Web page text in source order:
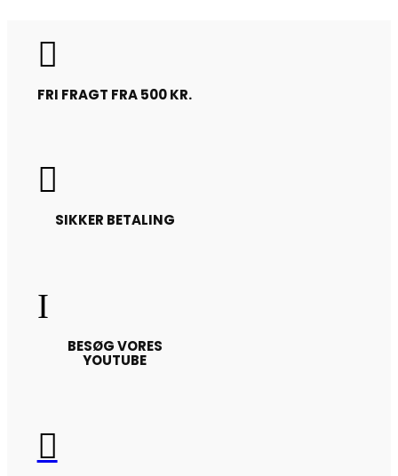

FRI FRAGT FRA 500 KR.

SIKKER BETALING
I
BESØG VORES
YOUTUBE
